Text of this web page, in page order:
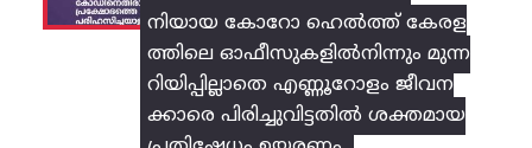
നിയായ കോറോ ഹെൽത്ത് കേരള
ത്തിലെ ഓഫീസുകളിൽനിന്നും മുന്ന
റിയിപ്പില്ലാതെ എണ്ണൂറോളം ജീവന
ക്കാരെ പിരിച്ചുവിട്ടതിൽ‌ ശക്തമായ